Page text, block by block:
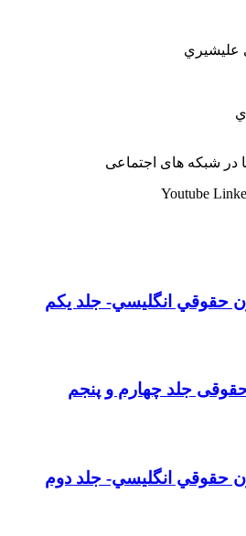
عليشيري
شبکه های اجتماعی
Youtube
حقوقي انگليسي- جلد يكم
جلد چهارم و پنجم
حقوقي انگليسي- جلد دوم